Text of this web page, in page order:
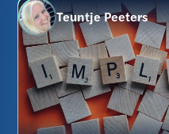
Teuntje Peeters